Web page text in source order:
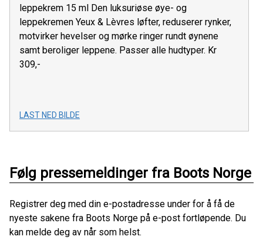
leppekrem 15 ml Den luksuriøse øye- og
leppekremen Yeux & Lèvres løfter, reduserer rynker,
motvirker hevelser og mørke ringer rundt øynene
samt beroliger leppene. Passer alle hudtyper. Kr
309,-
LAST NED BILDE
Følg pressemeldinger fra Boots Norge
Registrer deg med din e-postadresse under for å få de
nyeste sakene fra Boots Norge på e-post fortløpende. Du
kan melde deg av når som helst.